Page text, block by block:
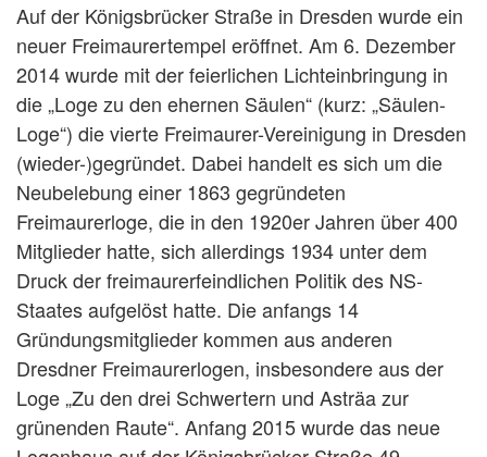
Auf der Königsbrücker Straße in Dresden wurde ein
neuer Freimaurertempel eröffnet. Am 6. Dezember
2014 wurde mit der feierlichen Lichteinbringung in
die „Loge zu den ehernen Säulen“ (kurz: „Säulen-
Loge“) die vierte Freimaurer-Vereinigung in Dresden
(wieder-)gegründet. Dabei handelt es sich um die
Neubelebung einer 1863 gegründeten
Freimaurerloge, die in den 1920er Jahren über 400
Mitglieder hatte, sich allerdings 1934 unter dem
Druck der freimaurerfeindlichen Politik des NS-
Staates aufgelöst hatte. Die anfangs 14
Gründungsmitglieder kommen aus anderen
Dresdner Freimaurerlogen, insbesondere aus der
Loge „Zu den drei Schwertern und Asträa zur
grünenden Raute“. Anfang 2015 wurde das neue